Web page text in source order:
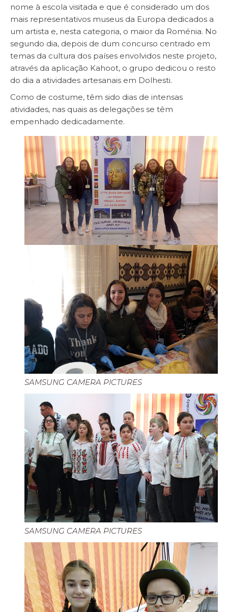
nome à escola visitada e que é considerado um dos
mais representativos museus da Europa dedicados a
um artista e, nesta categoria, o maior da Roménia. No
segundo dia, depois de dum concurso centrado em
temas da cultura dos países envolvidos neste projeto,
através da aplicação Kahoot, o grupo dedicou o resto
do dia a atividades artesanais em Dolhesti.
Como de costume, têm sido dias de intensas
atividades, nas quais as delegações se têm
empenhado dedicadamente.
SAMSUNG CAMERA PICTURES
SAMSUNG CAMERA PICTURES